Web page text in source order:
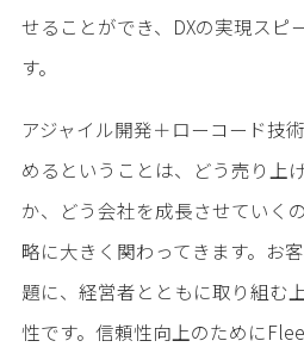
せることができ、DXの実現スピ
す。
アジャイル開発＋ローコード技
めるということは、どう売り上
か、どう会社を成長させていく
略に大きく関わってきます。お
題に、経営者とともに取り組む
性です。信頼性向上のために